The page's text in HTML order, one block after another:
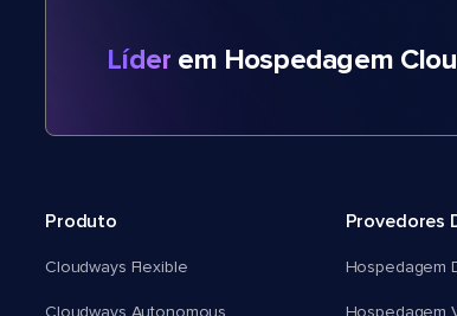
Líder em Hospedagem
Produto
Cloudways Flexible
Provedores
Hospedagem